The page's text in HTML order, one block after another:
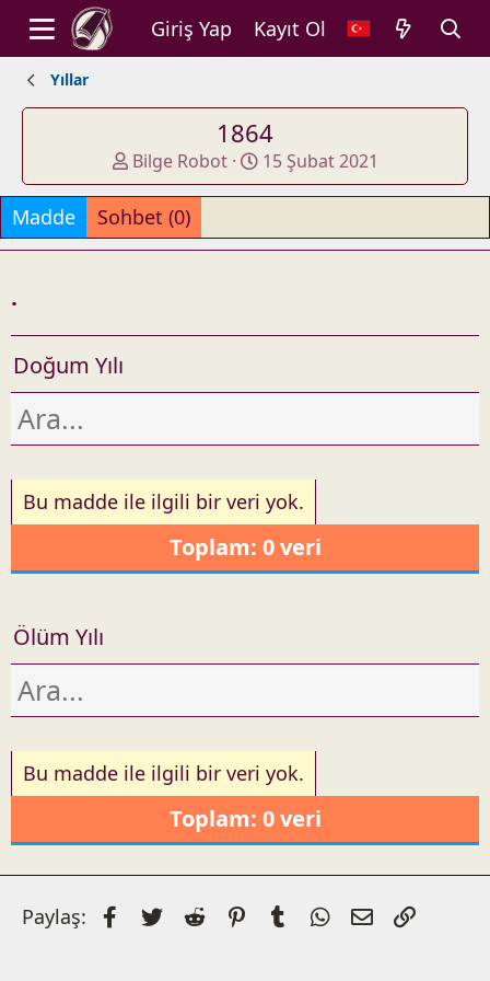
Giriş Yap Kayıt Ol
Yıllar
1864
A
d
d
e
d
Bilge Robot
O
l
ş
t
u
u
a
r
i
h
15 Şubat 2021
Madde Sohbet (0)
.
Doğum Yılı
Bu madde ile ilgili bir veri yok.
Toplam: 0 veri
Ölüm Yılı
Bu madde ile ilgili bir veri yok.
Toplam: 0 veri
Paylaş: FacebookTwitterReddit PinterestTumblrWhatsApp
E-posta